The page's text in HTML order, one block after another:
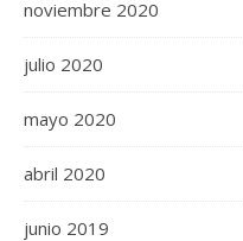
noviembre 2020
julio 2020
mayo 2020
abril 2020
junio 2019